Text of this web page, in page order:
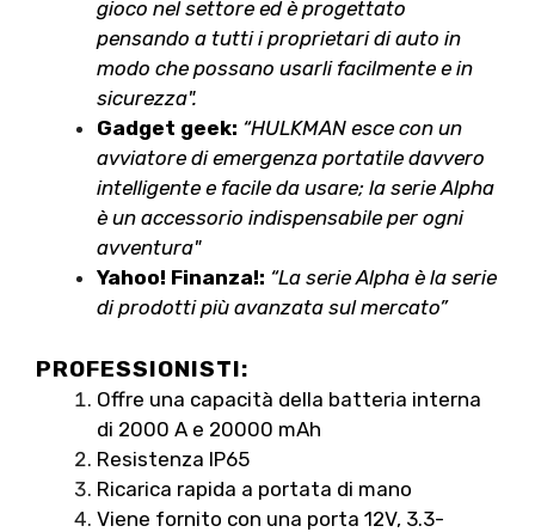
gioco nel settore ed è progettato
pensando a tutti i proprietari di auto in
modo che possano usarli facilmente e in
sicurezza".
Gadget geek: “HULKMAN esce con un
avviatore di emergenza portatile davvero
intelligente e facile da usare; la serie Alpha
è un accessorio indispensabile per ogni
avventura"
Yahoo! Finanza!: “La serie Alpha è la serie
di prodotti più avanzata sul mercato”
PROFESSIONISTI:
Offre una capacità della batteria interna
di 2000 A e 20000 mAh
Resistenza IP65
Ricarica rapida a portata di mano
Viene fornito con una porta 12V, 3.3-